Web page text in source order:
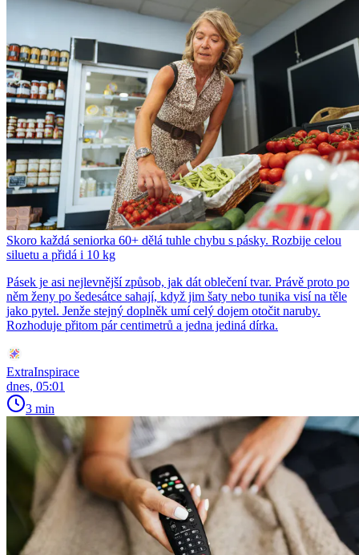
Skoro každá seniorka 60+ dělá tuhle chybu s pásky. Rozbije celou
siluetu a přidá i 10 kg
Pásek je asi nejlevnější způsob, jak dát oblečení tvar. Právě proto po
něm ženy po šedesátce sahají, když jim šaty nebo tunika visí na těle
jako pytel. Jenže stejný doplněk umí celý dojem otočit naruby.
Rozhoduje přitom pár centimetrů a jedna jediná dírka.
ExtraInspirace
dnes, 05:01
3 min